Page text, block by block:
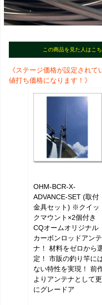
この商品を見た人はこ
《ステージ価格が設定され
値打ち価格になります！》
OHM-BCR-X-
ADVANCE-SET (取付
金具セット) ※クイッ
クマウント×2個付き
CQオームオリジナル
カーボンロッドアンテ
ナ！ 材料をゼロから
定！ 市販の釣り竿に
ない特性を実現！ 前
よりアンテナとして更
にグレードア